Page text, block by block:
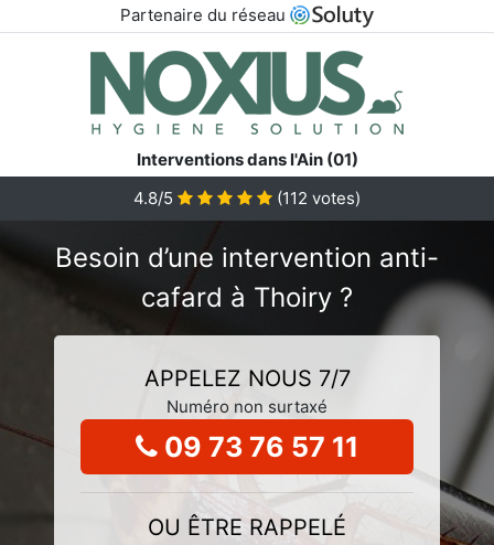
Partenaire du réseau
Interventions dans l'Ain (01)
4.8/5
(112 votes)
Besoin d’une intervention anti-
cafard à Thoiry ?
APPELEZ NOUS 7/7
Numéro non surtaxé
09 73 76 57 11
OU ÊTRE RAPPELÉ